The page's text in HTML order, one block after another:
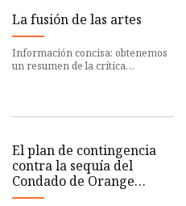
La fusión de las artes
Información concisa: obtenemos
un resumen de la crítica
El plan de contingencia
contra la sequía del
Condado de Orange
regresa a la etapa 2